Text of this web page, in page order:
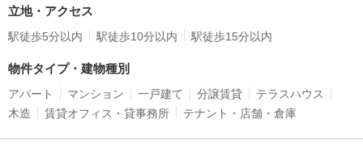
立地・アクセス
駅徒歩5分以内 駅徒歩10分以内 駅徒歩15分以内
物件タイプ・建物種別
アパート マンション 一戸建て 分譲賃貸
テラスハウス
木造
賃貸オフィス・貸事務所 テナント・店舗・倉庫